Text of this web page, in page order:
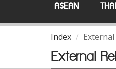
ASEAN
Index
External